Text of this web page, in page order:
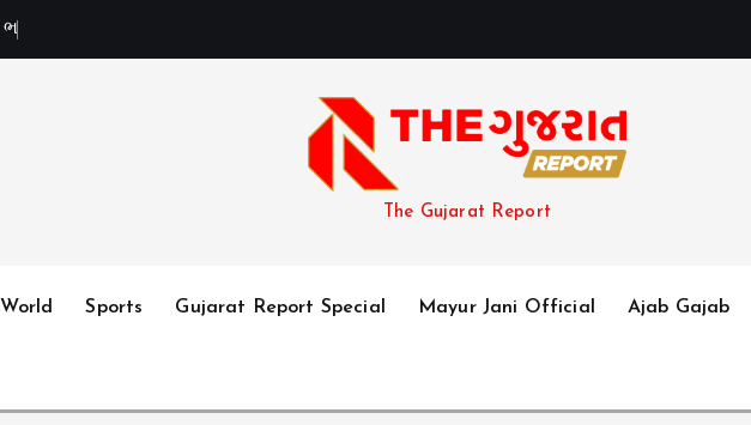
ભ
The Gujarat Report
World Sports Gujarat Report Special Mayur Jani Official Ajab Gajab